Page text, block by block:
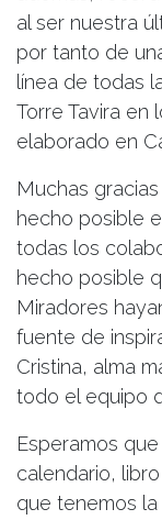
al ser nuestra
por tanto de
línea de todas
Torre Tavira en
elaborado en
Muchas
hecho posible
todas los
hecho posible
Miradores
fuente de
Cristina, alma
todo el equipo
Esperamos
calendario,
que tenemos